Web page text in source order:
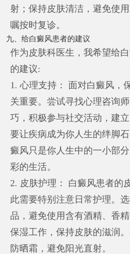
射；保持皮肤清洁，避免使
嘱按时复诊。
九、给白癜风患者的建议
作为皮肤科医生，我希望给
的建议:
1. 心理支持： 面对白癜风，
关重要。尝试寻找心理咨询
巧，积极参与社交活动，建
要让疾病成为你人生的绊脚
癜风只是你人生中的一小部
彩的生活。
2. 皮肤护理： 白癜风患者的
此需要特别注意日常护理。
品，避免使用含有酒精、香
保湿工作，保持皮肤的滋润
防晒霜，避免阳光直射。